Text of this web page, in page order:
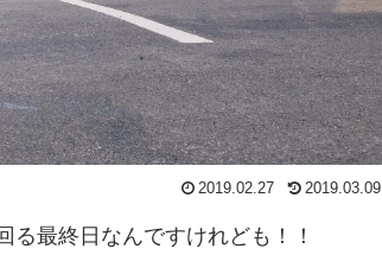
2019.02.27 2019.03.09
最終日なんですけれども！！